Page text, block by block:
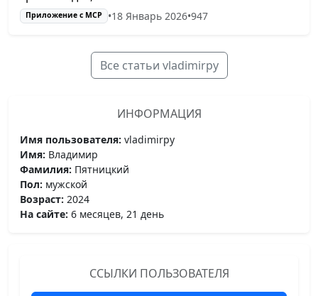
Приложение с МСР •18 Январь 2026•947
Все статьи vladimirpy
ИНФОРМАЦИЯ
Имя пользователя: vladimirpy
Имя: Владимир
Фамилия: Пятницкий
Пол: мужской
Возраст: 2024
На сайте: 6 месяцев, 21 день
ССЫЛКИ ПОЛЬЗОВАТЕЛЯ